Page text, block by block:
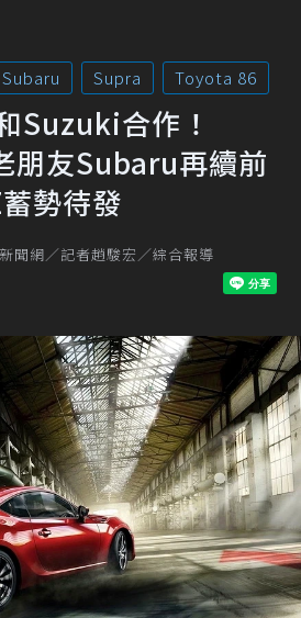
Subaru Supra Toyota 86
Suzuki合作！
朋友Subaru再續前
勢待發
聞網／記者趙駿宏／綜合報導